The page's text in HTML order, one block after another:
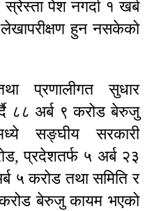
पेश नगर्दा १ खर्ब
हुन नसकेको
प्रणालीगत सुधार
८८ अर्ब ९ करोड बेरुजु
सङ्घीय सरकारी
प्रदेशतर्फ ५ अर्ब २३
५ करोड तथा समिति र
बेरुजु कायम भएको